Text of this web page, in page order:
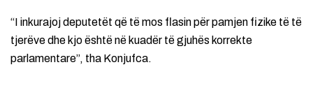
“I inkurajoj deputetët që të mos flasin për pamjen fizike të të
tjerëve dhe kjo është në kuadër të gjuhës korrekte
parlamentare”, tha Konjufca.